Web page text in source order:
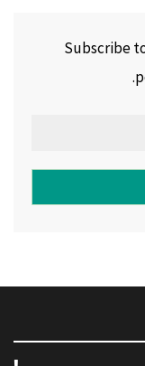
Subscribe